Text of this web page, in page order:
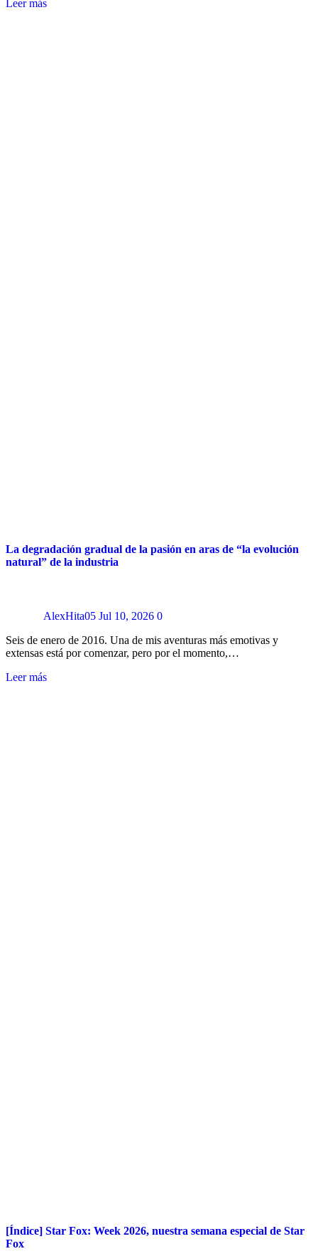
Leer más
La degradación gradual de la pasión en aras de “la evolución
natural” de la industria
AlexHita05 Jul 10, 2026 0
Seis de enero de 2016. Una de mis aventuras más emotivas y
extensas está por comenzar, pero por el momento,…
Leer más
[Índice] Star Fox: Week 2026, nuestra semana especial de Star
Fox